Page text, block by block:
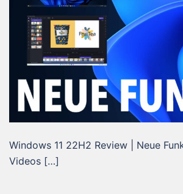
Windows 11 22H2 Review | Neue
Videos […]